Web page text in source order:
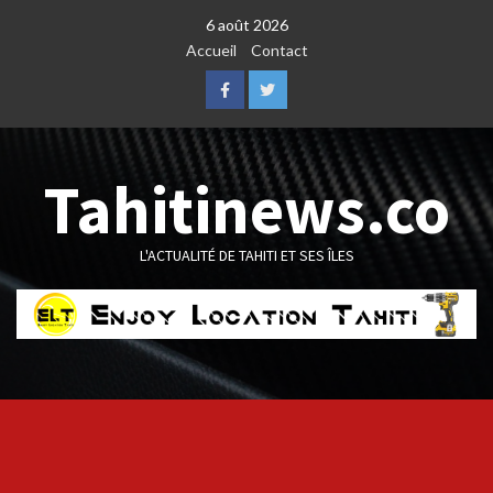
6 août 2026
Accueil
Contact
FacebookTwitter
Tahitinews.co
L'ACTUALITÉ DE TAHITI ET SES ÎLES